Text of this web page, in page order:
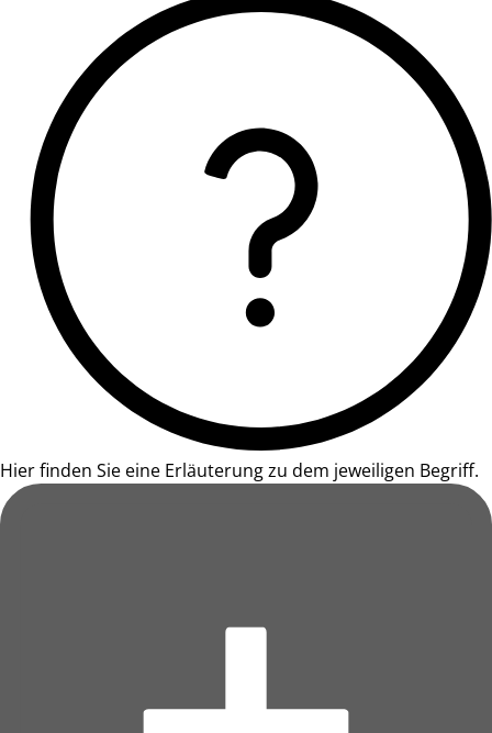
Hier finden Sie eine Erläuterung zu dem jeweiligen Begriff.